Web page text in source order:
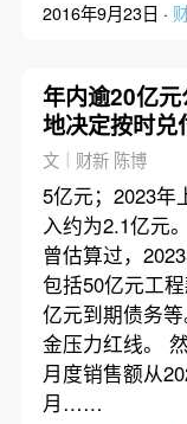
2016年9月23日 ·
年内逾20亿
地决定按时兑
文｜财新 陈博
5亿元；2023年
入约为2.1亿元
曾估算过，
包括50亿元工
亿元到期债务
金压力红线。
月度销售额从
月……